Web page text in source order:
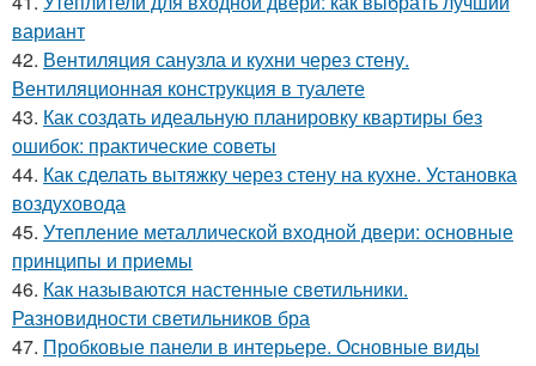
вариант
42. Вентиляция санузла и кухни через стену.
Вентиляционная конструкция в туалете
43. Как создать идеальную планировку квартиры без
ошибок: практические советы
44. Как сделать вытяжку через стену на кухне. Установка
воздуховода
45. Утепление металлической входной двери: основные
принципы и приемы
46. Как называются настенные светильники.
Разновидности светильников бра
47. Пробковые панели в интерьере. Основные виды